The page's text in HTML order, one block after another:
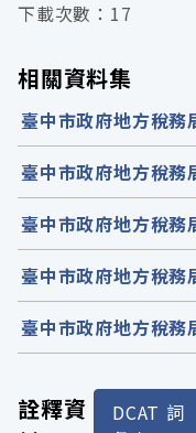
詮釋資
DCAT 詞
下載次數：17
相關資料集
臺中市政府地方稅務
臺中市政府地方稅務
臺中市政府地方稅務
臺中市政府地方稅務
臺中市政府地方稅務